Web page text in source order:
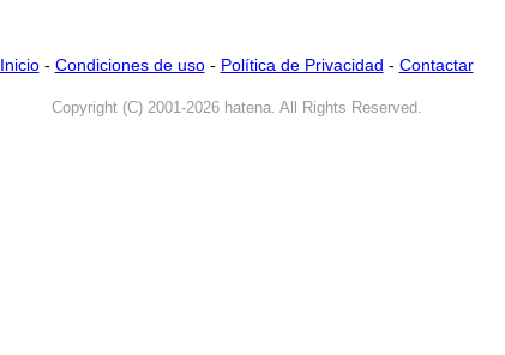
Inicio- Condiciones de uso- Política de Privacidad - Contactar
Copyright (C) 2001-2026 hatena. All Rights Reserved.